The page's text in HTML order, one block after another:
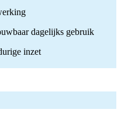
dagelijks gebruik
inzet